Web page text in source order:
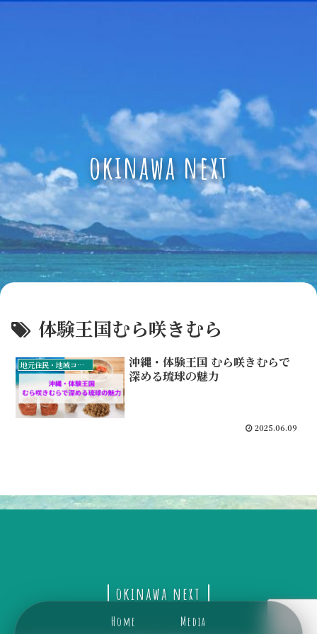
okinawa next
Home Media
体験王国むら咲きむら
地元住民・地域コミュニティ
沖縄・体験王国 むら咲きむらで
深める琉球の魅力
2025.06.09
okinawa next